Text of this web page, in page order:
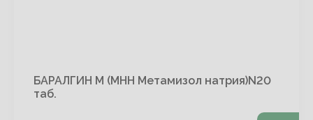
БАРАЛГИН М (МНН Метамизол натрия)N20
таб.